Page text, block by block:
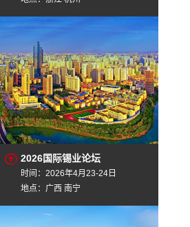
2026国际锡业论坛
时间：2026年4月23-24日
地点：广西 南宁